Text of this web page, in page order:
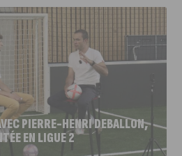
PIERRE-HENRI DEBALLON,
EN LIGUE 2